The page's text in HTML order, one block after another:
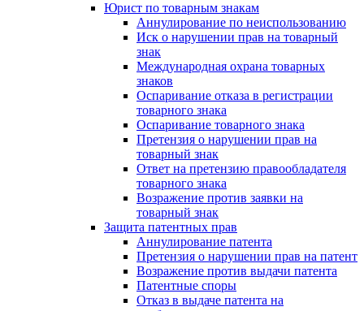
Юрист по товарным знакам
Аннулирование по неиспользованию
Иск о нарушении прав на товарный
знак
Международная охрана товарных
знаков
Оспаривание отказа в регистрации
товарного знака
Оспаривание товарного знака
Претензия о нарушении прав на
товарный знак
Ответ на претензию правообладателя
товарного знака
Возражение против заявки на
товарный знак
Защита патентных прав
Аннулирование патента
Претензия о нарушении прав на патент
Возражение против выдачи патента
Патентные споры
Отказ в выдаче патента на